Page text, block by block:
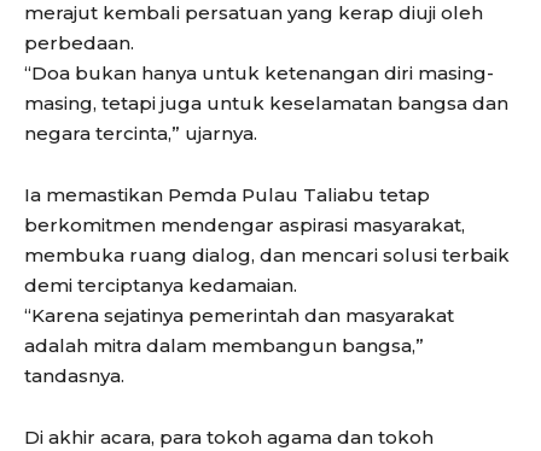
merajut kembali persatuan yang kerap diuji oleh
perbedaan.
“Doa bukan hanya untuk ketenangan diri masing-
masing, tetapi juga untuk keselamatan bangsa dan
negara tercinta,” ujarnya.
Ia memastikan Pemda Pulau Taliabu tetap
berkomitmen mendengar aspirasi masyarakat,
membuka ruang dialog, dan mencari solusi terbaik
demi terciptanya kedamaian.
“Karena sejatinya pemerintah dan masyarakat
adalah mitra dalam membangun bangsa,”
tandasnya.
Di akhir acara, para tokoh agama dan tokoh